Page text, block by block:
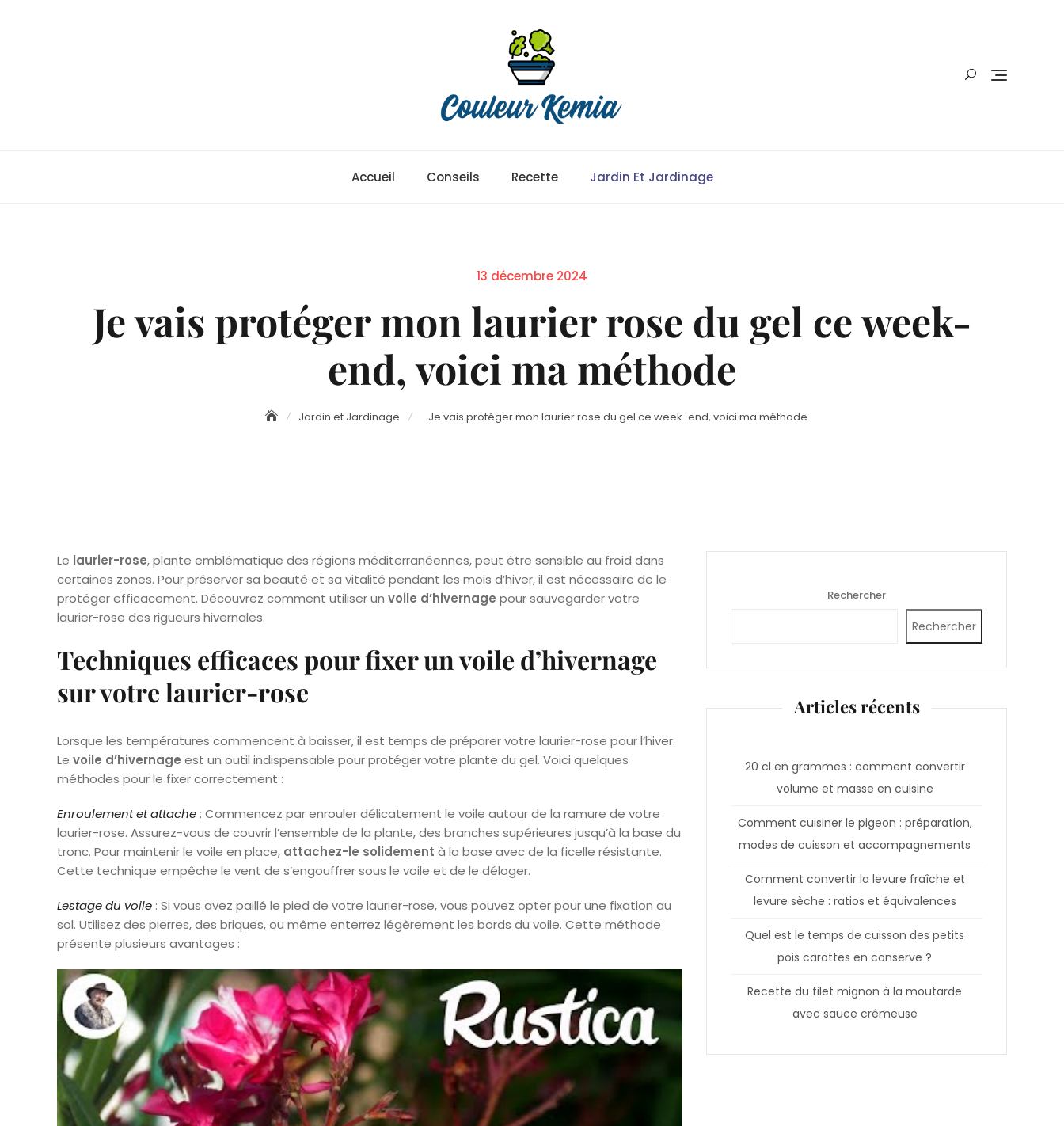
Accueil Conseils Recette Jardin Et Jardinage
Posted
13 décembre 2024
Je vais protéger mon laurier rose du gel ce week-
end, voici ma méthode
Jardin et Jardinage Je vais protéger mon laurier rose du gel ce week-end, voici ma méthode
Le laurier-rose, plante emblématique des régions méditerranéennes, peut être sensible au froid dans
certaines zones. Pour préserver sa beauté et sa vitalité pendant les mois d’hiver, il est nécessaire de le
protéger efficacement. Découvrez comment utiliser un voile d’hivernage pour sauvegarder votre
laurier-rose des rigueurs hivernales.
Techniques efficaces pour fixer un voile d’hivernage
sur votre laurier-rose
Lorsque les températures commencent à baisser, il est temps de préparer votre laurier-rose pour l’hiver.
Le voile d’hivernage est un outil indispensable pour protéger votre plante du gel. Voici quelques
méthodes pour le fixer correctement :
Enroulement et attache : Commencez par enrouler délicatement le voile autour de la ramure de votre
laurier-rose. Assurez-vous de couvrir l’ensemble de la plante, des branches supérieures jusqu’à la base du
tronc. Pour maintenir le voile en place, attachez-le solidement à la base avec de la ficelle résistante.
Cette technique empêche le vent de s’engouffrer sous le voile et de le déloger.
Lestage du voile : Si vous avez paillé le pied de votre laurier-rose, vous pouvez opter pour une fixation au
sol. Utilisez des pierres, des briques, ou même enterrez légèrement les bords du voile. Cette méthode
présente plusieurs avantages :
Rechercher
Rechercher
Articles récents
20 cl en grammes : comment convertir
volume et masse en cuisine
Comment cuisiner le pigeon : préparation,
modes de cuisson et accompagnements
Comment convertir la levure fraîche et
levure sèche : ratios et équivalences
Quel est le temps de cuisson des petits
pois carottes en conserve ?
Recette du filet mignon à la moutarde
avec sauce crémeuse